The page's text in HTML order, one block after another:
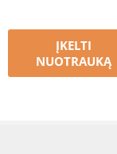
ĮKELTI
NUOTRAUKĄ